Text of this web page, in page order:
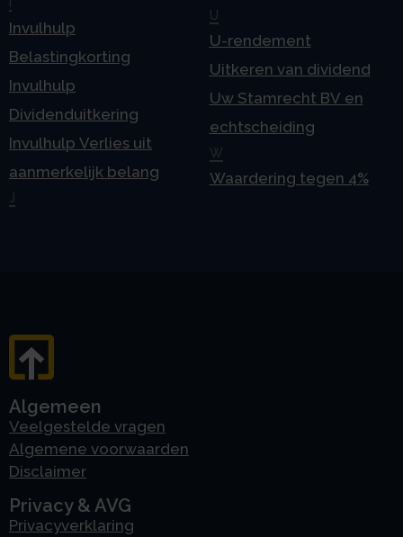
Invulhulp
Belastingkorting
Invulhulp
Dividenduitkering
Invulhulp Verlies uit
aanmerkelijk belang
J
U
U-rendement
Uitkeren van dividend
Uw Stamrecht BV en
echtscheiding
W
Waardering tegen 4%
Algemeen
Veelgestelde vragen
Algemene voorwaarden
Disclaimer
Privacy & AVG
Privacyverklaring